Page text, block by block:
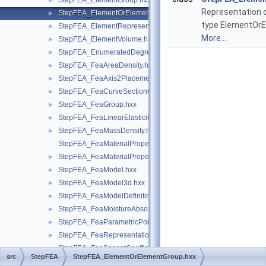
► StepFEA_ElementOrElementGroup.hxx
► StepFEA_ElementRepresentation.hxx
► StepFEA_ElementVolume.hxx
► StepFEA_EnumeratedDegreeOfFreedom.hxx
► StepFEA_FeaAreaDensity.hxx
► StepFEA_FeaAxis2Placement3d.hxx
► StepFEA_FeaCurveSectionGeometricRelationship.hxx
► StepFEA_FeaGroup.hxx
► StepFEA_FeaLinearElasticity.hxx
►
StepFEA_FeaMassDensity.hxx
StepFEA_FeaMaterialPropertyRepresentation.hxx
► StepFEA_FeaMaterialPropertyRepresentationItem.hxx
► StepFEA_FeaModel.hxx
► StepFEA_FeaModel3d.hxx
► StepFEA_FeaModelDefinition.hxx
► StepFEA_FeaMoistureAbsorption.hxx
► StepFEA_FeaParametricPoint.hxx
►
StepFEA_FeaRepresentationItem.hxx
StepFEA_FeaSecantCoefficientOfLinearThermalExpansion.hxx
StepFEA_FeaShellBendingStiffness.hxx
Representation
type
More...
src StepFEA StepFEA_ElementOrElementGroup.hxx